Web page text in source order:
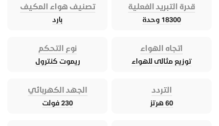
قدرة التبريد الفعلية
18300 وحدة
تصنيف هواء المكيف
بارد
اتجاه الهواء
توزيع مثالى للهواء
نوع التحكم
ريموت كنترول
التردد
60 هرتز
الجهد الكهربائي
230 فولت